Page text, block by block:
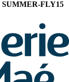
SUMMER-FLY15